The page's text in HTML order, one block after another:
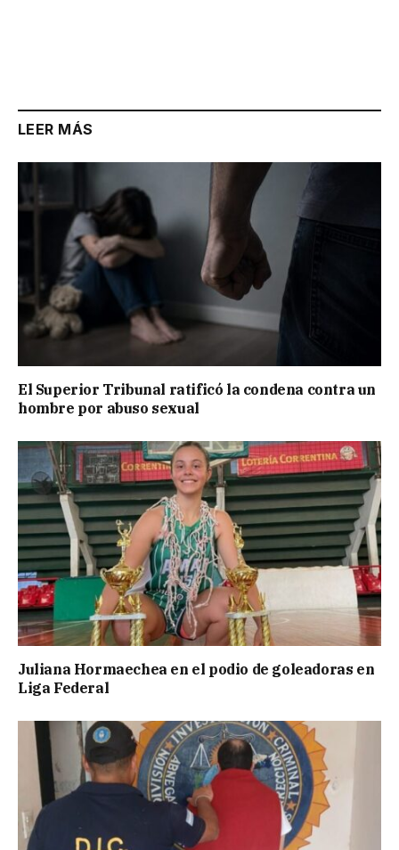
LEER MÁS
El Superior Tribunal ratificó la condena contra un
hombre por abuso sexual
Juliana Hormaechea en el podio de goleadoras en
Liga Federal